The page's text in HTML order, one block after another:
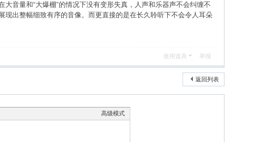
音量和“大爆棚”的情况下没有变形失真，人声和乐器声不会纠缠不
出整幅细致有序的音像。而更直接的是在长久聆听下不会令人耳朵
使用道具 举报
返回列表
高级模式